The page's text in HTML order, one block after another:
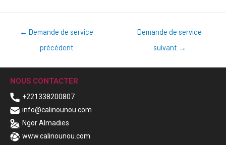
← Demande de service
précédent
Demande de service
suivant →
NOUS CONTACTER
+221338200807
info@calinounou.com
Ngor Almadies
www.calinounou.com